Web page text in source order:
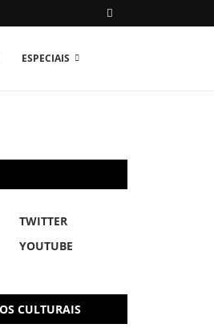
ESPECIAIS
TWITTER
YOUTUBE
CULTURAIS